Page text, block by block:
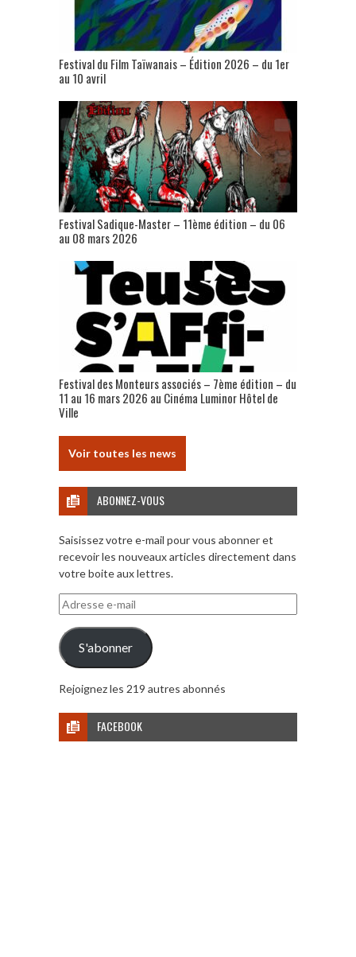
Festival du Film Taïwanais – Édition 2026 – du 1er
au 10 avril
Festival Sadique-Master – 11ème édition – du 06
au 08 mars 2026
Festival des Monteurs associés – 7ème édition – du
11 au 16 mars 2026 au Cinéma Luminor Hôtel de
Ville
Voir toutes les news
ABONNEZ-VOUS
Saisissez votre e-mail pour vous abonner et
recevoir les nouveaux articles directement dans
votre boite aux lettres.
Adresse
e-
mail
S'abonner
Rejoignez les 219 autres abonnés
FACEBOOK